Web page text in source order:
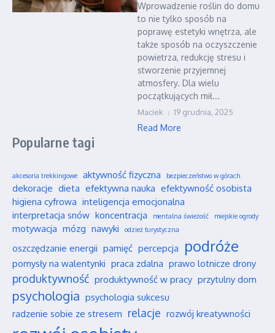
Wprowadzenie roślin do domu
to nie tylko sposób na
poprawę estetyki wnętrza, ale
także sposób na oczyszczenie
powietrza, redukcję stresu i
stworzenie przyjemnej
atmosfery. Dla wielu
początkujących mił...
Maciek 19 grudnia, 2025
Read More
Popularne tagi
akcesoria trekkingowe aktywność fizyczna bezpieczeństwo w górach
dekoracje dieta efektywna nauka efektywność osobista
higiena cyfrowa inteligencja emocjonalna
interpretacja snów koncentracja mentalna świeżość miejskie ogrody
motywacja mózg nawyki odzież turystyczna
oszczędzanie energii pamięć percepcja podróże
pomysły na walentynki praca zdalna prawo lotnicze drony
produktywność produktywność w pracy przytulny dom
psychologia psychologia sukcesu
radzenie sobie ze stresem relacje rozwój kreatywności